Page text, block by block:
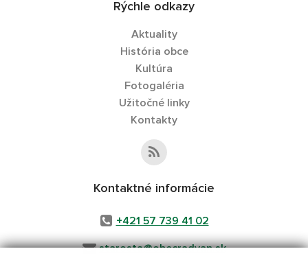
Rýchle odkazy
Aktuality
História obce
Kultúra
Fotogaléria
Užitočné linky
Kontakty
Kontaktné informácie
+421 57 739 41 02
starosta@obecradvan.sk